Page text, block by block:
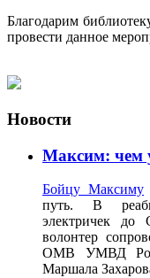
Благодарим
провести данное
Новости
Максим: чем
Бойцу Максиму
путь. В
электричек до
волонтер
ОМВ УМВД
Маршала